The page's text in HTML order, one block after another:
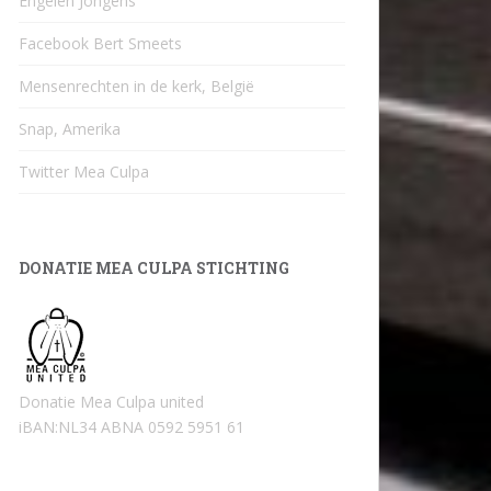
Facebook Bert Smeets
Mensenrechten in de kerk, België
Snap, Amerika
Twitter Mea Culpa
DONATIE MEA CULPA STICHTING
Donatie Mea Culpa united
iBAN:NL34 ABNA 0592 5951 61